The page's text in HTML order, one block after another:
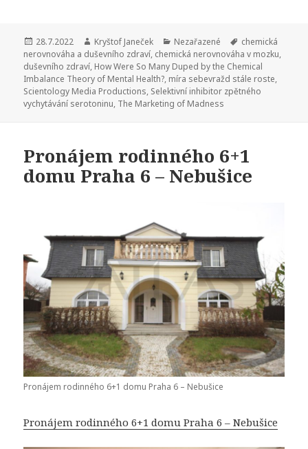
Publikováno:
28.7.2022 Autor:
Kryštof Janeček Rubriky:
Nezařazené Štítky:
chemická
nerovnováha a duševního zdraví, chemická nerovnováha v mozku,
duševního zdraví, How Were So Many Duped by the Chemical
Imbalance Theory of Mental Health?, míra sebevražd stále roste,
Scientology Media Productions, Selektivní inhibitor zpětného
vychytávání serotoninu, The Marketing of Madness
Pronájem rodinného 6+1
domu Praha 6 – Nebušice
Pronájem rodinného 6+1 domu Praha 6 – Nebušice
Pronájem rodinného 6+1 domu Praha 6 – Nebušice